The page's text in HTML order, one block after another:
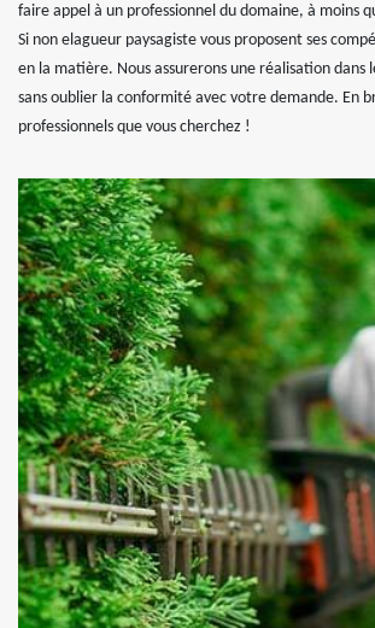
faire appel à un professionnel du domaine, à moins
Si non elagueur paysagiste vous proposent ses
en la matière. Nous assurerons une réalisation dans
sans oublier la conformité avec votre demande. En
professionnels que vous cherchez !